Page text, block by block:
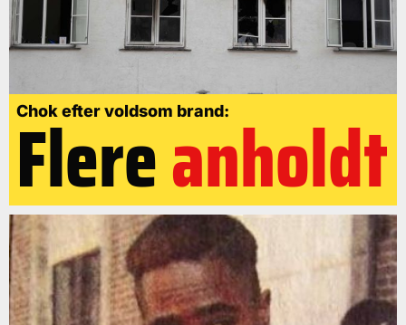
Chok efter voldsom brand:
Flereanholdt